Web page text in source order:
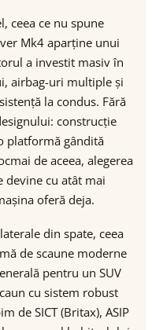
ceea ce nu spune
Mk4 aparține unui
a investit masiv în
airbag-uri multiple și
la condus. Fără
construcție
platformă gândită
de aceea, alegerea
devine cu atât mai
oferă deja.
din spate, ceea
de scaune moderne
pentru un SUV
cu sistem robust
de SICT (Britax), ASIP